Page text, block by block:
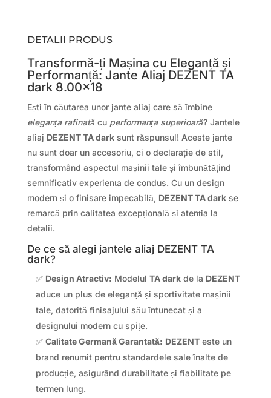
DETALII PRODUS
Transformă-ți Mașina cu Eleganță și
Performanță: Jante Aliaj DEZENT TA
dark 8.00×18
Ești în căutarea unor jante aliaj care să îmbine
eleganța rafinată cu performanța superioară? Jantele
aliaj DEZENT TA darksunt răspunsul! Aceste jante
nu sunt doar un accesoriu, ci o declarație de stil,
transformând aspectul mașinii tale și îmbunătățind
semnificativ experiența de condus. Cu un design
modern și o finisare impecabilă, DEZENT TA darkse
remarcă prin calitatea excepțională și atenția la
detalii.
De ce să alegi jantele aliaj DEZENT TA
dark?
✅ Design Atractiv: Modelul TA darkde la DEZENT
aduce un plus de eleganță și sportivitate mașinii
tale, datorită finisajului său întunecat și a
designului modern cu spițe.
✅ Calitate Germană Garantată: DEZENTeste un
brand renumit pentru standardele sale înalte de
producție, asigurând durabilitate și fiabilitate pe
termen lung.